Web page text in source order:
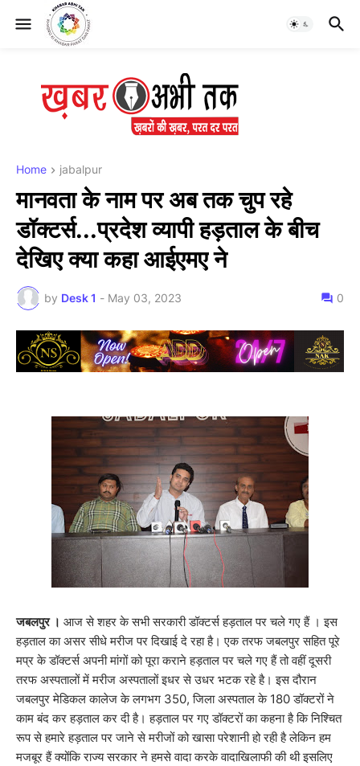
Home jabalpur
मानवता के नाम पर अब तक चुप रहे
डॉक्टर्स...प्रदेश व्यापी हड़ताल के बीच
देखिए क्या कहा आईएमए ने
by Desk 1 - May 03, 2023 0
जबलपुर । आज से शहर के सभी सरकारी डॉक्टर्स हड़ताल पर चले गए हैं । इस
हड़ताल का असर सीधे मरीज पर दिखाई दे रहा है। एक तरफ जबलपुर सहित पूरे
मप्र के डॉक्टर्स अपनी मांगों को पूरा कराने हड़ताल पर चले गए हैं तो वहीं दूसरी
तरफ अस्पतालों में मरीज अस्पतालों इधर से उधर भटक रहे है। इस दौरान
जबलपुर मेडिकल कालेज के लगभग 350, जिला अस्पताल के 180 डॉक्टरों ने
काम बंद कर हड़ताल कर दी है। हड़ताल पर गए डॉक्टरों का कहना है कि निश्चित
रूप से हमारे हड़ताल पर जाने से मरीजों को खासा परेशानी हो रही है लेकिन हम
मजबूर हैं क्योंकि राज्य सरकार ने हमसे वादा करके वादाखिलाफी की थी इसलिए